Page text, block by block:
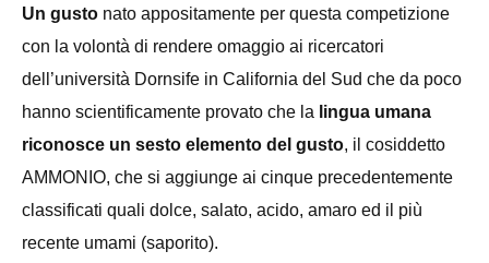
Un gusto nato appositamente per questa competizione
con la volontà di rendere omaggio ai ricercatori
dell’università Dornsife in California del Sud che da poco
hanno scientificamente provato che la ingua umana
riconosce un sesto elemento del gusto, il cosiddetto
AMMONIO, che si aggiunge ai cinque precedentemente
classificati quali dolce, salato, acido, amaro ed il più
recente umami (saporito).